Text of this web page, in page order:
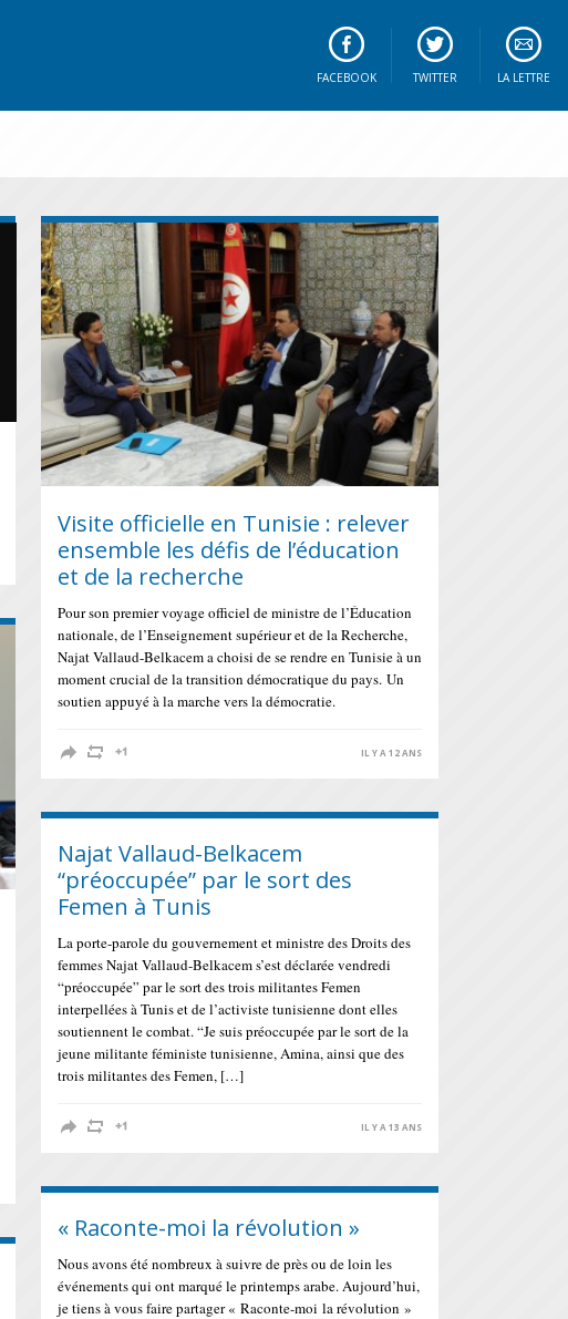
LA LETTRE
TWITTER
FACEBOOK
Visite officielle en Tunisie : relever
ensemble les défis de l’éducation
et de la recherche
Pour son premier voyage officiel de ministre de l’Éducation
nationale, de l’Enseignement supérieur et de la Recherche,
Najat Vallaud-Belkacem a choisi de se rendre en Tunisie à un
moment crucial de la transition démocratique du pays. Un
soutien appuyé à la marche vers la démocratie.
IL Y A 12 ANS
Najat Vallaud-Be​lkacem
“préoccupé​e” par le sort des
Femen à Tunis
La porte-parole du gouvernement et ministre des Droits des
femmes Najat Vallaud-Belkacem s’est déclarée vendredi
“préoccupée” par le sort des trois militantes Femen
interpellées à Tunis et de l’activiste tunisienne dont elles
soutiennent le combat. “Je suis préoccupée par le sort de la
jeune militante féministe tunisienne, Amina, ainsi que des
trois militantes des Femen, […]
IL Y A 13 ANS
« Raconte-moi la révolution »
Nous avons été nombreux à suivre de près ou de loin les
événements qui ont marqué le printemps arabe. Aujourd’hui,
je tiens à vous faire partager « Raconte-moi la révolution »